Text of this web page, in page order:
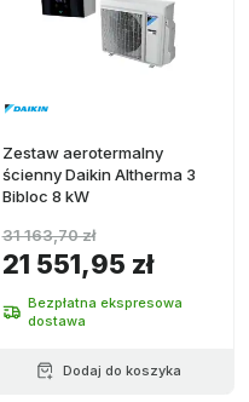
Zestaw aerotermalny
ścienny Daikin Altherma 3
Bibloc 8 kW
21 551,95 zł
31 163,70 zł
Bezpłatna ekspresowa
dostawa
Dodaj do koszyka